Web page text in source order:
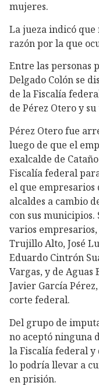
mujeres.
La jueza indicó que
razón por la que
Entre las personas
Delgado Colón se
de la Fiscalía
de Pérez Otero y
Pérez Otero fue
luego de que el
exalcalde de
Fiscalía federal
el que empresarios
alcaldes a cambio
con sus
varios empresarios,
Trujillo Alto, José
Eduardo Cintrón
Vargas, y de Aguas
Javier García
corte federal.
Del grupo de
no aceptó ninguna
la Fiscalía federal
lo podría llevar a
en prisión.